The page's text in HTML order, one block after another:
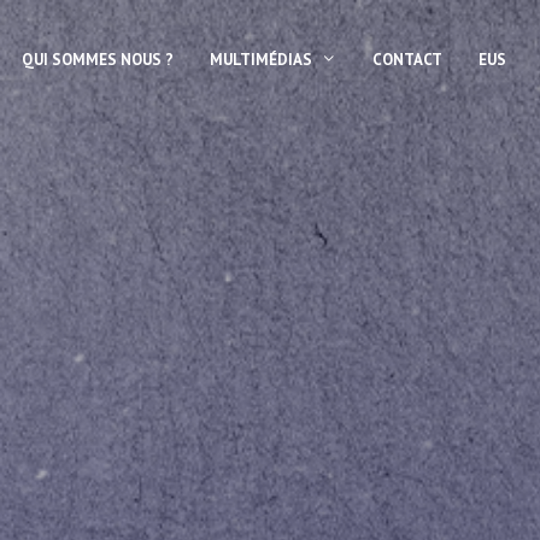
QUI SOMMES NOUS ? MULTIMÉDIAS CONTACT EUS